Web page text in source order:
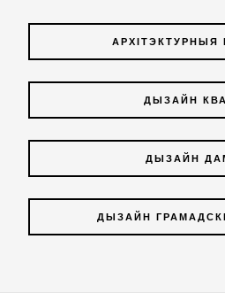
АРХІТЭКТУРНЫЯ
ДЫЗАЙН
ДЫЗАЙН
ДЫЗАЙН